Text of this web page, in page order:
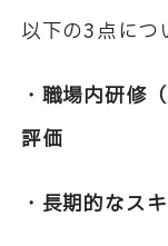
以下の3点につ
・職場内研修（
評価
・長期的なス